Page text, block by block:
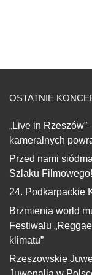
OSTATNIE
„Live in
kameralnych
Przed nami
Szlaku Filmowego!
24. Podkarpackie
Brzmienia world
Festiwalu
klimatu”
Rzeszowskie